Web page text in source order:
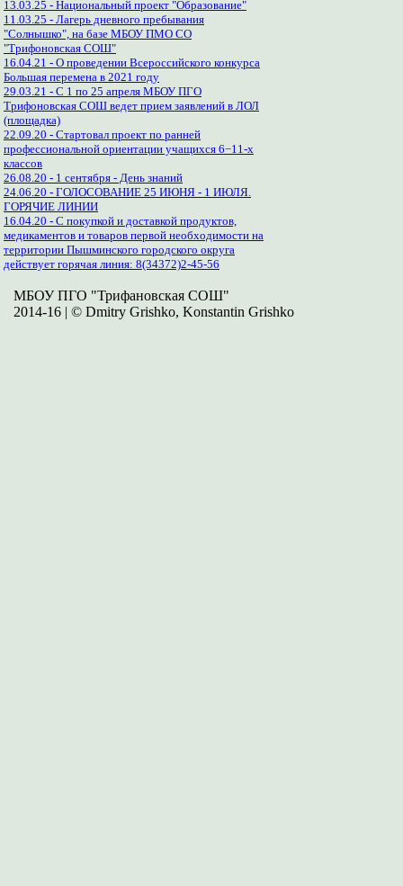
13.03.25 - Национальный проект "Образование"
11.03.25 - Лагерь дневного пребывания
"Солнышко", на базе МБОУ ПМО СО
"Трифоновская СОШ"
16.04.21 - О проведении Всероссийского конкурса
Большая перемена в 2021 году
29.03.21 - С 1 по 25 апреля МБОУ ПГО
Трифоновская СОШ ведет прием заявлений в ЛОЛ
(площадка)
22.09.20 - Стартовал проект по ранней
профессиональной ориентации учащихся 6−11-х
классов
26.08.20 - 1 сентября - День знаний
24.06.20 - ГОЛОСОВАНИЕ 25 ИЮНЯ - 1 ИЮЛЯ.
ГОРЯЧИЕ ЛИНИИ
16.04.20 - С покупкой и доставкой продуктов,
медикаментов и товаров первой необходимости на
территории Пышминского городского округа
действует горячая линия: 8(34372)2-45-56
МБОУ ПГО "Трифановская СОШ"
2014-16 | © Dmitry Grishko, Konstantin Grishko